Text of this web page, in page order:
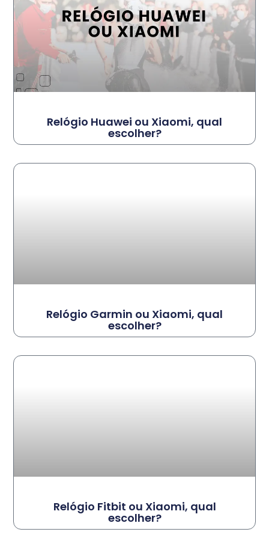
Relógio Huawei ou Xiaomi, qual
escolher?
Relógio Garmin ou Xiaomi, qual
escolher?
Relógio Fitbit ou Xiaomi, qual
escolher?